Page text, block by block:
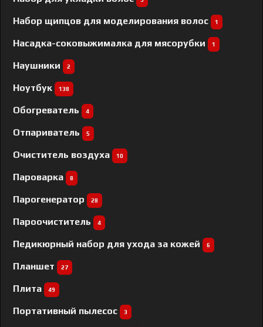
Набор щипцов для моделирования волос 1
Насадка-соковыжималка для мясорубки 1
Наушники 2
Ноутбук 138
Обогреватель 4
Отпариватель 5
Очиститель воздуха 10
Пароварка 8
Парогенератор 28
Пароочиститель 4
Педикюрный набор для ухода за кожей 6
Планшет 27
Плита 49
Портативный пылесос 3